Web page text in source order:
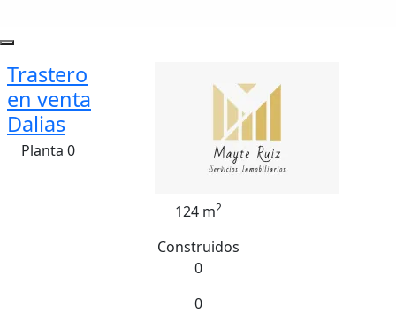
Trastero
en venta
Dalias
Planta 0
124 m2
Construidos
0
0